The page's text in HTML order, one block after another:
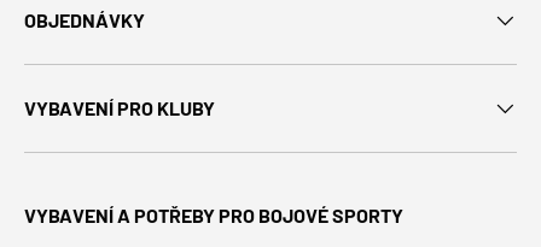
OBJEDNÁVKY
VYBAVENÍ PRO KLUBY
VYBAVENÍ A POTŘEBY PRO BOJOVÉ SPORTY